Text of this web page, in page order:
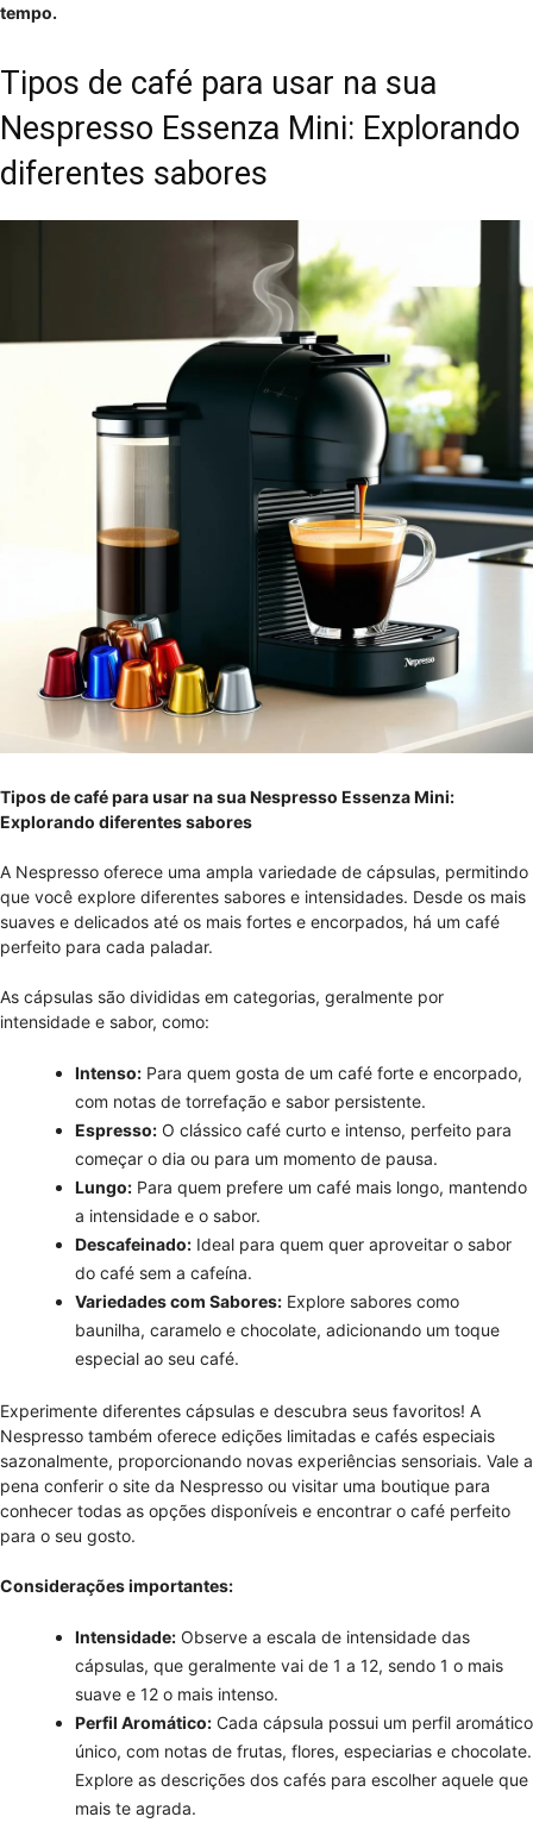
tempo.
Tipos de café para usar na sua
Nespresso Essenza Mini: Explorando
diferentes sabores
Tipos de café para usar na sua Nespresso Essenza Mini:
Explorando diferentes sabores
A Nespresso oferece uma ampla variedade de cápsulas, permitindo
que você explore diferentes sabores e intensidades. Desde os mais
suaves e delicados até os mais fortes e encorpados, há um café
perfeito para cada paladar.
As cápsulas são divididas em categorias, geralmente por
intensidade e sabor, como:
Intenso: Para quem gosta de um café forte e encorpado,
com notas de torrefação e sabor persistente.
Espresso: O clássico café curto e intenso, perfeito para
começar o dia ou para um momento de pausa.
Lungo: Para quem prefere um café mais longo, mantendo
a intensidade e o sabor.
Descafeinado: Ideal para quem quer aproveitar o sabor
do café sem a cafeína.
Variedades com Sabores: Explore sabores como
baunilha, caramelo e chocolate, adicionando um toque
especial ao seu café.
Experimente diferentes cápsulas e descubra seus favoritos! A
Nespresso também oferece edições limitadas e cafés especiais
sazonalmente, proporcionando novas experiências sensoriais. Vale a
pena conferir o site da Nespresso ou visitar uma boutique para
conhecer todas as opções disponíveis e encontrar o café perfeito
para o seu gosto.
Considerações importantes:
Intensidade: Observe a escala de intensidade das
cápsulas, que geralmente vai de 1 a 12, sendo 1 o mais
suave e 12 o mais intenso.
Perfil Aromático: Cada cápsula possui um perfil aromático
único, com notas de frutas, flores, especiarias e chocolate.
Explore as descrições dos cafés para escolher aquele que
mais te agrada.